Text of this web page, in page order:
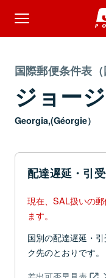
国際郵便条件表（
ジョー
Georgia,(Géorgie）
配達遅延・引
現在、SAL扱いの
ます。
国別の配達遅延・
ク先のとおりです。